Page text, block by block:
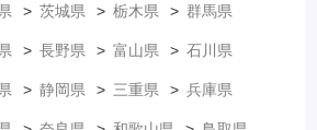
茨城県 栃木県 群馬県
長野県 富山県 石川県
静岡県 三重県 兵庫県